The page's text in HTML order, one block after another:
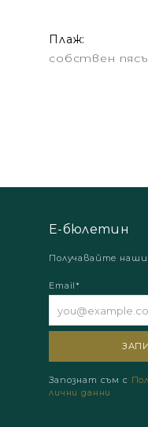
Плаж:
собствен
Е-бюлетин
Получавайте
Email*
Запознат съм с
лични данни